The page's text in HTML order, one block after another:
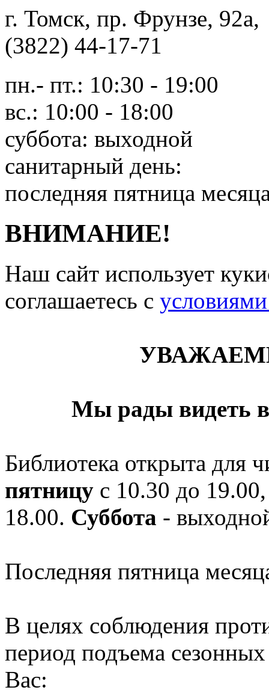
г. Томск, пр. Фрунзе,
(3822) 44-17-71
пн.- пт.: 10:30 - 19:00
вс.: 10:00 - 18:00
суббота: выходной
санитарный день:
последняя пятница
ВНИМАНИЕ!
Наш сайт использует
соглашаетесь c
Мы рады видеть
Библиотека открыта для
пятницу с 10.30 до
18.00. Суббота -
Последняя пятница
В целях соблюдения
период подъема
Вас: